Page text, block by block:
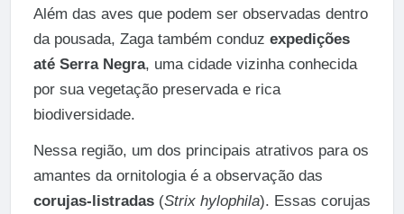
Além das aves que podem ser observadas dentro
da pousada, Zaga também conduz expedições
até Serra Negra, uma cidade vizinha conhecida
por sua vegetação preservada e rica
biodiversidade.
Nessa região, um dos principais atrativos para os
amantes da ornitologia é a observação das
corujas-listradas(Strix hylophila). Essas corujas